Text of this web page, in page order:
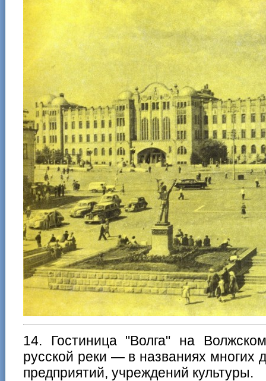
14. Гостиница "Волга" на
русской реки — в названиях многих
предприятий, учреждений культуры.